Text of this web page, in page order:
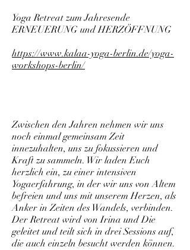
Yoga Retreat zum Jahresende
ERNEUERUNG und HERZÖFFNUNG
https://www.kalaa-yoga-berlin.de/yoga-
workshops-berlin/
Zwischen den Jahren nehmen wir uns
noch einmal gemeinsam Zeit
innezuhalten, uns zu fokussieren und
Kraft zu sammeln. Wir laden Euch
herzlich ein, zu einer intensiven
Yogaerfahrung, in der wir uns von Altem
befreien und uns mit unserem Herzen, als
Anker in Zeiten des Wandels, verbinden.
Der Retreat wird von Irina und Die
geleitet und teilt sich in drei Sessions auf,
die auch einzeln besucht werden können.